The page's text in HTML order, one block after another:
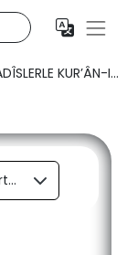
KUR’ÂN-I...
Fizikî ibadetlerle hiç kimsenin kurtuluşa ulaşması mümkün değildir.